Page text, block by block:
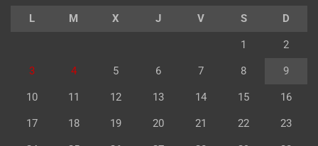
L M X J V S D
1 2
3 4 5 6 7 8 9
10 11 12 13 14 15 16
17 18 19 20 21 22 23